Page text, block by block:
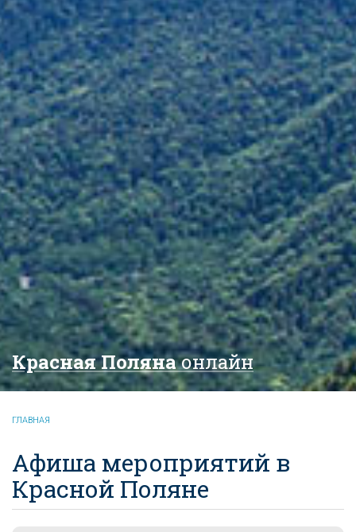
Красная Полянаонлайн
ГЛАВНАЯ
Афиша мероприятий в
Красной Поляне